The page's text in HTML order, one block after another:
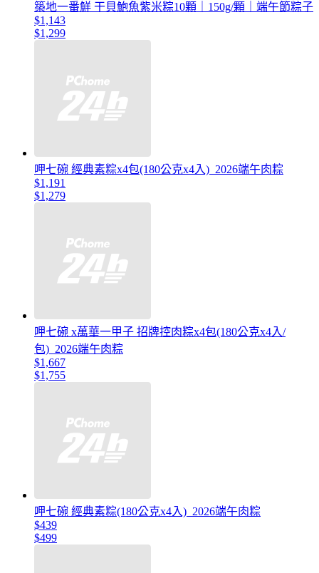
築地一番鮮 干貝鮑魚紫米粽10顆｜150g/顆｜端午節粽子
$1,143
$1,299
呷七碗 經典素粽x4包(180公克x4入)_2026端午肉粽
$1,191
$1,279
呷七碗 x萬華一甲子 招牌控肉粽x4包(180公克x4入/
包)_2026端午肉粽
$1,667
$1,755
呷七碗 經典素粽(180公克x4入)_2026端午肉粽
$439
$499